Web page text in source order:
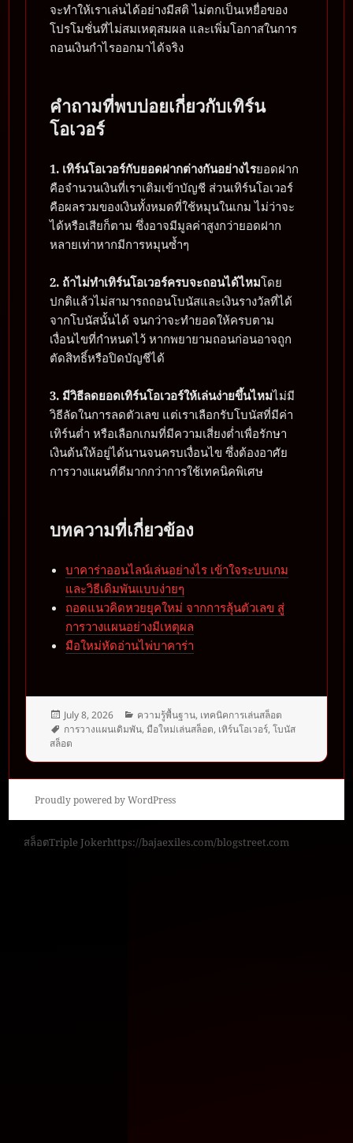
จะทำให้เราเล่นได้อย่างมีสติ ไม่ตกเป็นเหยื่อของ
โปรโมชั่นที่ไม่สมเหตุสมผล และเพิ่มโอกาสในการ
ถอนเงินกำไรออกมาได้จริง
คำถามที่พบบ่อยเกี่ยวกับเทิร์น
โอเวอร์
1. เทิร์นโอเวอร์กับยอดฝากต่างกันอย่างไรยอดฝาก
คือจำนวนเงินที่เราเติมเข้าบัญชี ส่วนเทิร์นโอเวอร์
คือผลรวมของเงินทั้งหมดที่ใช้หมุนในเกม ไม่ว่าจะ
ได้หรือเสียก็ตาม ซึ่งอาจมีมูลค่าสูงกว่ายอดฝาก
หลายเท่าหากมีการหมุนซ้ำๆ
2. ถ้าไม่ทำเทิร์นโอเวอร์ครบจะถอนได้ไหมโดย
ปกติแล้วไม่สามารถถอนโบนัสและเงินรางวัลที่ได้
จากโบนัสนั้นได้ จนกว่าจะทำยอดให้ครบตาม
เงื่อนไขที่กำหนดไว้ หากพยายามถอนก่อนอาจถูก
ตัดสิทธิ์หรือปิดบัญชีได้
3. มีวิธีลดยอดเทิร์นโอเวอร์ให้เล่นง่ายขึ้นไหมไม่มี
วิธีลัดในการลดตัวเลข แต่เราเลือกรับโบนัสที่มีค่า
เทิร์นต่ำ หรือเลือกเกมที่มีความเสี่ยงต่ำเพื่อรักษา
เงินต้นให้อยู่ได้นานจนครบเงื่อนไข ซึ่งต้องอาศัย
การวางแผนที่ดีมากกว่าการใช้เทคนิคพิเศษ
บทความที่เกี่ยวข้อง
บาคาร่าออนไลน์เล่นอย่างไร เข้าใจระบบเกม
และวิธีเดิมพันแบบง่ายๆ
ถอดแนวคิดหวยยุคใหม่ จากการลุ้นตัวเลข สู่
การวางแผนอย่างมีเหตุผล
มือใหม่หัดอ่านไพ่บาคาร่า
Posted
on
July 8, 2026 Categories
ความรู้พื้นฐาน, เทคนิคการเล่นสล็อต
Tags
การวางแผนเดิมพัน, มือใหม่เล่นสล็อต, เทิร์นโอเวอร์, โบนัส
สล็อต
Proudly powered by WordPress
สล็อตTriple Jokerhttps://bajaexiles.com/blogstreet.com